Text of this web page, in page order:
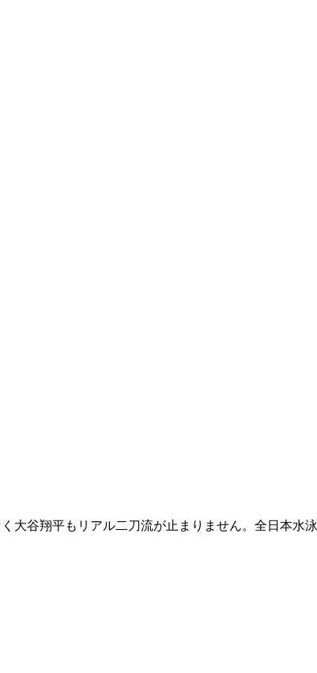
大谷翔平もリアル二刀流が止まりません。全日本水